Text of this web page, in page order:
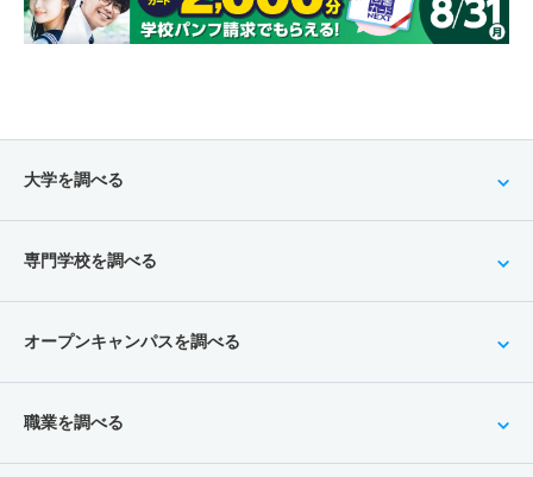
大学を調べる
専門学校を調べる
オープンキャンパスを調べる
職業を調べる